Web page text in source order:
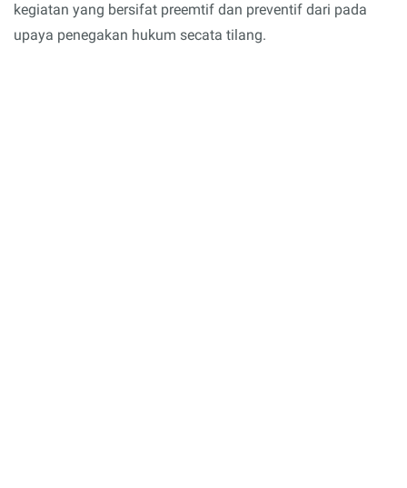
kegiatan yang bersifat preemtif dan preventif dari pada
upaya penegakan hukum secata tilang.